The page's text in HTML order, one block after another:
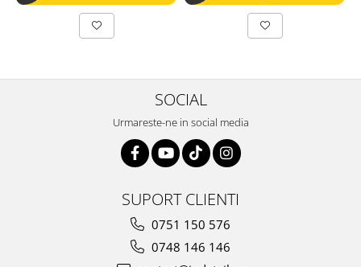
SOCIAL
Urmareste-ne in social media
SUPORT CLIENTI
0751 150 576
0748 146 146